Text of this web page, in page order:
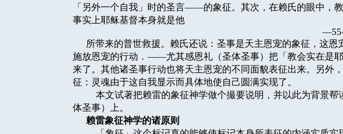
「另外一个自我」时的圣言——的象征。其次，在赖氏的眼中
事实上耶稣基督本身就是他
所带来的普世救援。赖氏还说：圣事是天主恩宠的象征，这
施放恩宠的行动．——尤其感恩礼（圣体圣事）把「教会实在是
来了。其他诸圣事行动也将天主恩宠的不同面貌表征出来。另
征：灵魂由于这自我显示而具体地使自己圆满实现了。
本文试著把赖雷的象征神学做个撮要说明，并以此为背景
体圣事）上。
赖雷象征神学的诸原则